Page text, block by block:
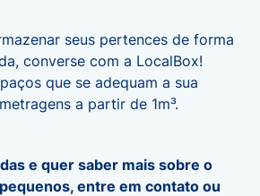
seus pertences de forma
converse com a LocalBox!
que se adequam a sua
a partir de 1m³.
e quer saber mais sobre o
entre em contato ou